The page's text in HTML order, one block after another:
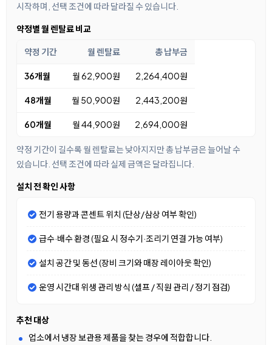
시작하며, 선택 조건에 따라 달라질 수 있습니다.
약정별 월 렌탈료 비교
약정 기간 월 렌탈료 총 납부금
36개월 월 62,900원 2,264,400원
48개월 월 50,900원 2,443,200원
60개월 월 44,900원 2,694,000원
약정 기간이 길수록 월 렌탈료는 낮아지지만 총 납부금은 늘어날 수
있습니다. 선택 조건에 따라 실제 금액은 달라집니다.
설치 전 확인 사항
전기 용량과 콘센트 위치 (단상/삼상 여부 확인)
급수·배수 환경 (필요 시 정수기·조리기 연결 가능 여부)
설치 공간 및 동선 (장비 크기와 매장 레이아웃 확인)
운영 시간대 위생 관리 방식 (셀프 / 직원 관리 / 정기 점검)
추천 대상
업소에서 냉장 보관용 제품을 찾는 경우에 적합합니다.